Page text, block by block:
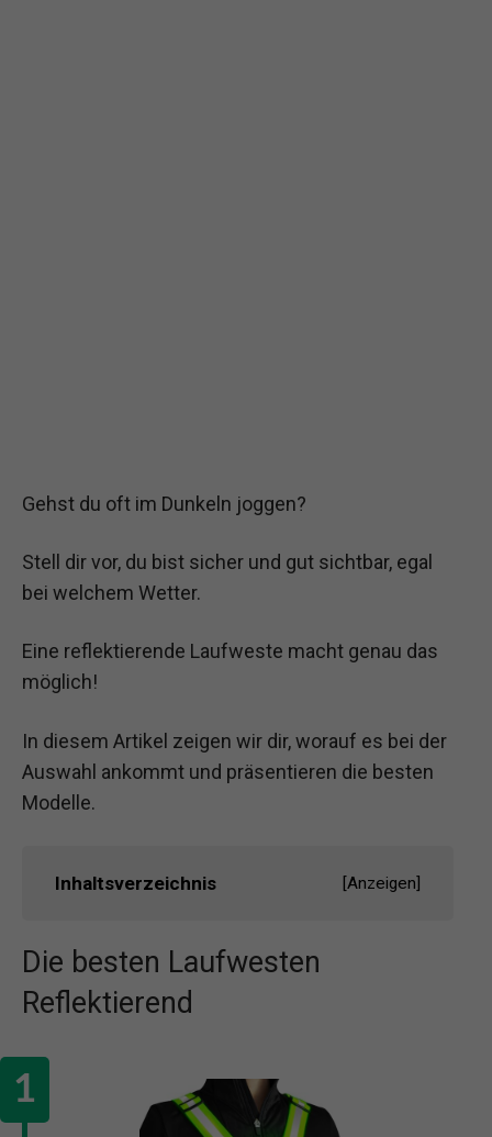
Gehst du oft im Dunkeln joggen?
Stell dir vor, du bist sicher und gut sichtbar, egal
bei welchem Wetter.
Eine reflektierende Laufweste macht genau das
möglich!
In diesem Artikel zeigen wir dir, worauf es bei der
Auswahl ankommt und präsentieren die besten
Modelle.
Inhaltsverzeichnis [Anzeigen]
Die besten Laufwesten
Reflektierend